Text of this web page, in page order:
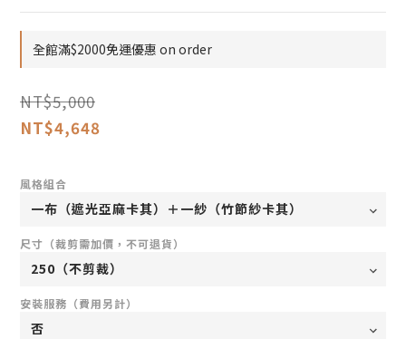
全館滿$2000免運優惠 on order
NT$5,000
NT$4,648
風格組合
尺寸（裁剪需加價，不可退貨）
安裝服務（費用另計）